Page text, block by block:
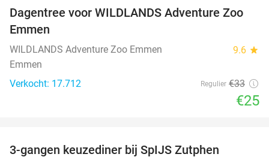
24%
Dagentree voor WILDLANDS Adventure Zoo
Emmen
WILDLANDS Adventure Zoo Emmen 9.6 star
Emmen
Verkocht: 17.712
Regulier €33
€25
3-gangen keuzediner bij SpIJS Zutphen